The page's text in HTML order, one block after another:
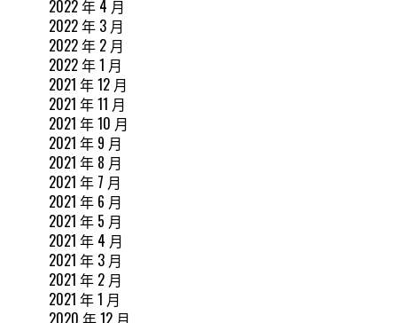
2022 年 4 月
2022 年 3 月
2022 年 2 月
2022 年 1 月
2021 年 12 月
2021 年 11 月
2021 年 10 月
2021 年 9 月
2021 年 8 月
2021 年 7 月
2021 年 6 月
2021 年 5 月
2021 年 4 月
2021 年 3 月
2021 年 2 月
2021 年 1 月
2020 年 12 月